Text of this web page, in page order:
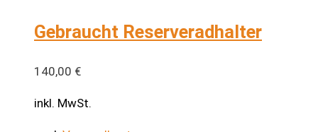
mehrere
Gebraucht Reserveradhalter
140,00 €
inkl. MwSt.